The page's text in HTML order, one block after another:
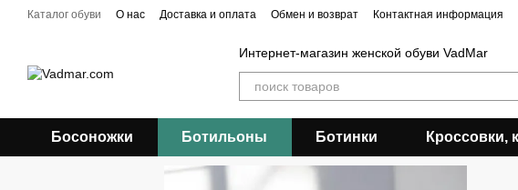
Перейти к основному контенту
Каталог обуви О нас Доставка и оплата Обмен и возврат Контактная информация
Интернет-магазин женской обуви VadMar
Босоножки Ботильоны Ботинки Кроссовки,